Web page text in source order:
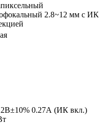
2.8~12 мм c ИК
0.27А (ИК вкл.)